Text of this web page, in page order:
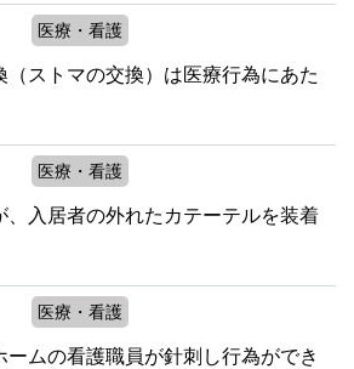
医療・看護
ストマの交換）は医療行為にあた
医療・看護
入居者の外れたカテーテルを装着
医療・看護
ムの看護職員が針刺し行為ができ